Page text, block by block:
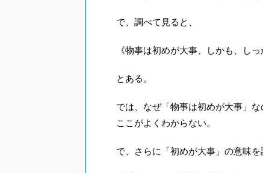
で、調べて見ると、
《物事は初めが大事、しかも、し
とある。
では、なぜ「物事は初めが大事」な
ここがよくわからない。
で、さらに「初めが大事」の意味を